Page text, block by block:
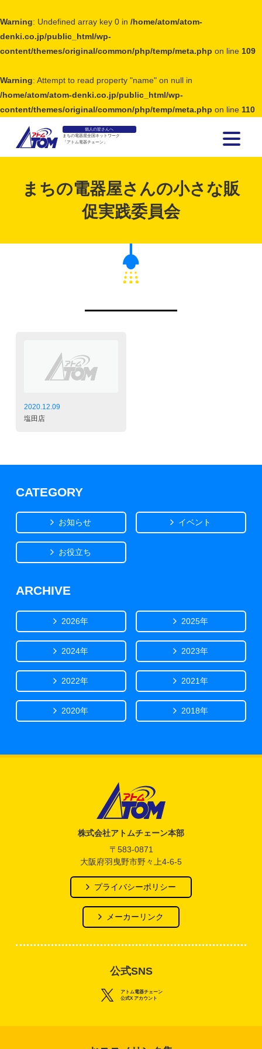
Warning: Undefined array key 0 in /home/atom/atom-
denki.co.jp/public_html/wp-
content/themes/original/common/php/temp/meta.php on line 109
Warning: Attempt to read property "name" on null in
/home/atom/atom-denki.co.jp/public_html/wp-
content/themes/original/common/php/temp/meta.php on line 110
アトム電器チェーン
個人の皆さんへ
まちの電器屋全国ネットワーク
「アトム電器チェーン」
まちの電器屋さんの小さな販
促実践委員会
2020.12.09
塩田店
CATEGORY
お知らせ イベント
お役立ち
ARCHIVE
2026年 2025年
2024年 2023年
2022年 2021年
2020年 2018年
株式会社アトムチェーン本部
〒583-0871
大阪府羽曳野市野々上4-6-5
プライバシーポリシー
メーカーリンク
公式SNS
アトム電器チェーン
公式X アカウント